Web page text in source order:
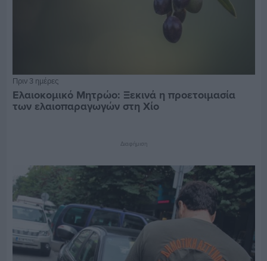
Πριν 3 ημέρες
Ελαιοκομικό Μητρώο: Ξεκινά η προετοιμασία
των ελαιοπαραγωγών στη Χίο
Διαφήμιση